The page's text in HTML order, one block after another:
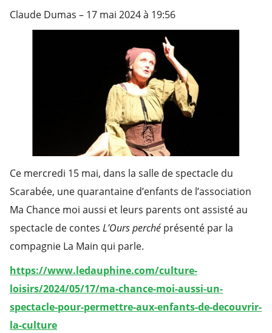
Claude Dumas – 17 mai 2024 à 19:56
Ce mercredi 15 mai, dans la salle de spectacle du
Scarabée, une quarantaine d’enfants de l’association
Ma Chance moi aussi et leurs parents ont assisté au
spectacle de contes L’Ours perché présenté par la
compagnie La Main qui parle.
https://www.ledauphine.com/culture-
loisirs/2024/05/17/ma-chance-moi-aussi-un-
spectacle-pour-permettre-aux-enfants-de-decouvrir-
la-culture